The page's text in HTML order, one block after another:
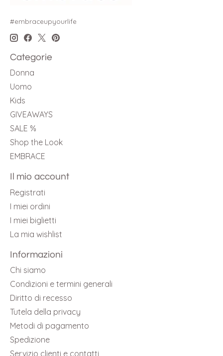
#embraceupyourlife
Categorie
Donna
Uomo
Kids
GIVEAWAYS
SALE %
Shop the Look
EMBRACE
Il mio account
Registrati
I miei ordini
I miei biglietti
La mia wishlist
Informazioni
Chi siamo
Condizioni e termini generali
Diritto di recesso
Tutela della privacy
Metodi di pagamento
Spedizione
Servizio clienti e contatti